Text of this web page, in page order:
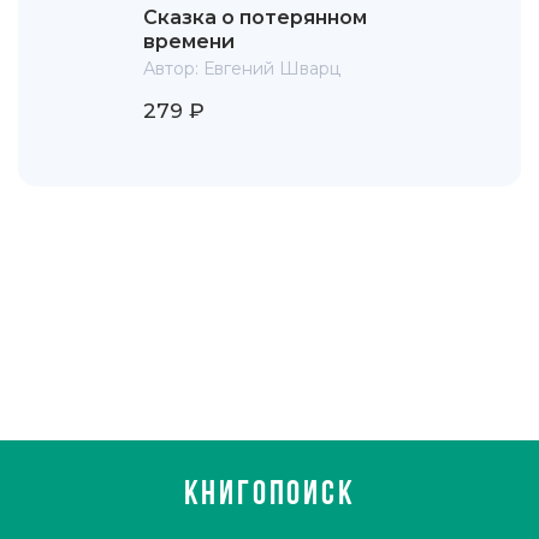
Сказка о потерянном
времени
Автор: Евгений Шварц
279 ₽
КНИГОПОИСК